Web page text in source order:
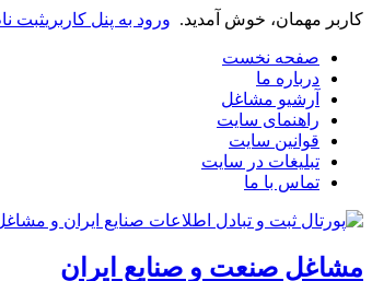
کاربر مهمان، خوش آمدید. ورود به پنل کاربریثبت
صفحه نخست
درباره ما
آرشیو مشاغل
راهنمای سایت
قوانین سایت
تبلیغات در سایت
تماس با ما
مشاغل صنعت و صنایع ایران